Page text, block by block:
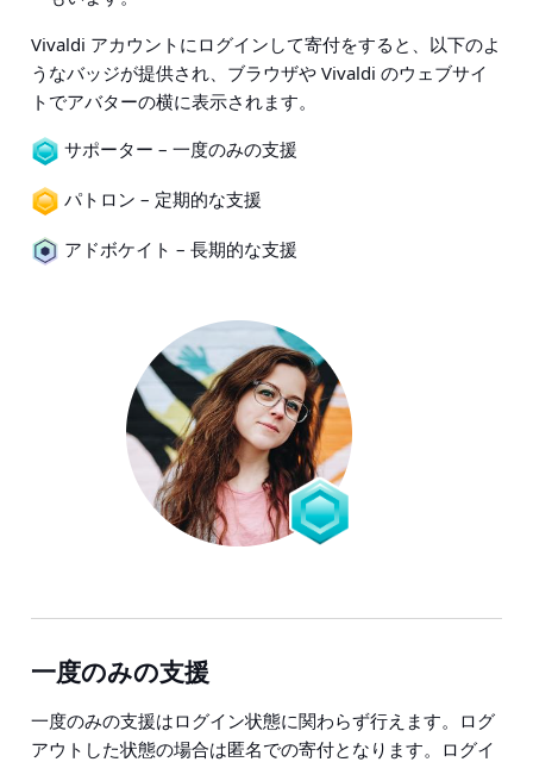
Vivaldi アカウントにログインして寄付をすると、以下のよ
うなバッジが提供され、ブラウザや Vivaldi のウェブサイ
トでアバターの横に表示されます。
サポーター – 一度のみの支援
パトロン – 定期的な支援
アドボケイト – 長期的な支援
一度のみの支援
一度のみの支援はログイン状態に関わらず行えます。ログ
アウトした状態の場合は匿名での寄付となります。ログイ